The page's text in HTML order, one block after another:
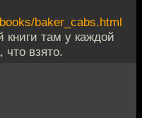
baker_cabs.html
книги там у каждой
что взято.